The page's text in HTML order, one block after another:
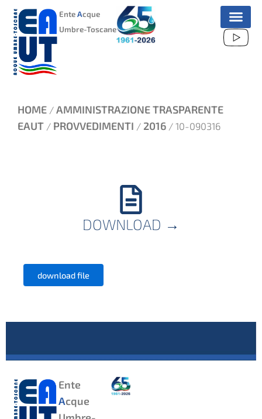
VAI
CONTENUTO
EnteAcque
Umbre-Toscane
HOME / AMMINISTRAZIONE TRASPARENTE
EAUT / PROVVEDIMENTI / 2016 / 10-090316
DOWNLOAD →
download file
Ente
Acque